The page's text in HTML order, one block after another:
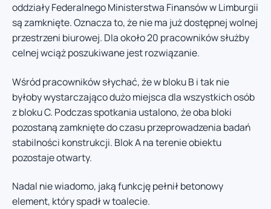
oddziały Federalnego Ministerstwa Finansów w Limburgii
są zamknięte. Oznacza to, że nie ma już dostępnej wolnej
przestrzeni biurowej. Dla około 20 pracowników służby
celnej wciąż poszukiwane jest rozwiązanie.
Wśród pracowników słychać, że w bloku B i tak nie
byłoby wystarczająco dużo miejsca dla wszystkich osób
z bloku C. Podczas spotkania ustalono, że oba bloki
pozostaną zamknięte do czasu przeprowadzenia badań
stabilności konstrukcji. Blok A na terenie obiektu
pozostaje otwarty.
Nadal nie wiadomo, jaką funkcję pełnił betonowy
element, który spadł w toalecie.